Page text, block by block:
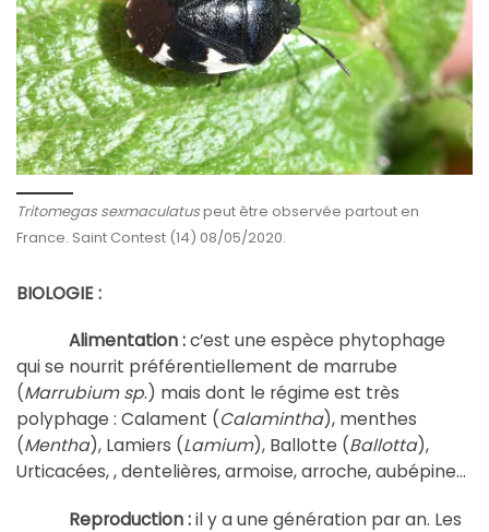
Tritomegas sexmaculatuspeut être observée partout en
France. Saint Contest (14) 08/05/2020.
BIOLOGIE :
Alimentation :c’est une espèce phytophage
qui se nourrit préférentiellement de marrube
(Marrubium sp.) mais dont le régime est très
polyphage : Calament (Calamintha), menthes
(Mentha), Lamiers (Lamium), Ballotte (Ballotta),
Urticacées, , dentelières, armoise, arroche, aubépine…
Reproduction :il y a une génération par an. Les